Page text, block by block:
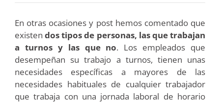
En otras ocasiones y post hemos comentado que
existendos tipos de personas, las que trabajan
a turnos y las que no. Los empleados que
desempeñan su trabajo a turnos, tienen unas
necesidades específicas a mayores de las
necesidades habituales de cualquier trabajador
que trabaja con una jornada laboral de horario